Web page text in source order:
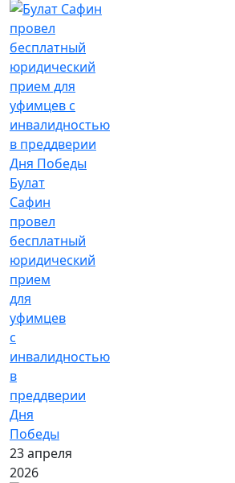
Булат
Сафин
провел
бесплатный
юридический
прием
для
уфимцев
с
инвалидностью
в
преддверии
Дня
Победы
23 апреля
2026